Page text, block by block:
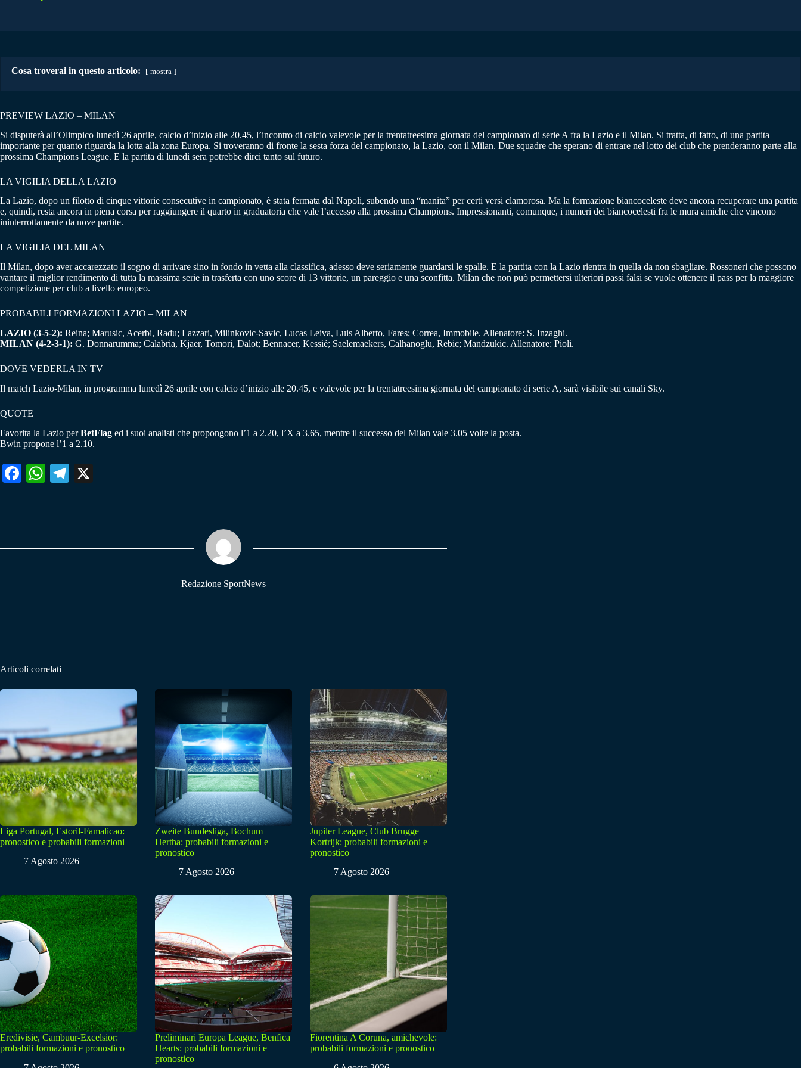
Cosa troverai in questo articolo: mostra
PREVIEW LAZIO – MILAN
Si disputerà all’Olimpico lunedì 26 aprile, calcio d’inizio alle 20.45, l’incontro di calcio valevole per la trentatreesima giornata del campionato di serie A fra la Lazio e il Milan. Si tratta, di fatto, di una partita
importante per quanto riguarda la lotta alla zona Europa. Si troveranno di fronte la sesta forza del campionato, la Lazio, con il Milan. Due squadre che sperano di entrare nel lotto dei club che prenderanno parte alla
prossima Champions League. E la partita di lunedì sera potrebbe dirci tanto sul futuro.
LA VIGILIA DELLA LAZIO
La Lazio, dopo un filotto di cinque vittorie consecutive in campionato, è stata fermata dal Napoli, subendo una “manita” per certi versi clamorosa. Ma la formazione biancoceleste deve ancora recuperare una partita
e, quindi, resta ancora in piena corsa per raggiungere il quarto in graduatoria che vale l’accesso alla prossima Champions. Impressionanti, comunque, i numeri dei biancocelesti fra le mura amiche che vincono
ininterrottamente da nove partite.
LA VIGILIA DEL MILAN
Il Milan, dopo aver accarezzato il sogno di arrivare sino in fondo in vetta alla classifica, adesso deve seriamente guardarsi le spalle. E la partita con la Lazio rientra in quella da non sbagliare. Rossoneri che possono
vantare il miglior rendimento di tutta la massima serie in trasferta con uno score di 13 vittorie, un pareggio e una sconfitta. Milan che non può permettersi ulteriori passi falsi se vuole ottenere il pass per la maggiore
competizione per club a livello europeo.
PROBABILI FORMAZIONI LAZIO – MILAN
LAZIO (3-5-2): Reina; Marusic, Acerbi, Radu; Lazzari, Milinkovic-Savic, Lucas Leiva, Luis Alberto, Fares; Correa, Immobile. Allenatore: S. Inzaghi.
MILAN (4-2-3-1): G. Donnarumma; Calabria, Kjaer, Tomori, Dalot; Bennacer, Kessié; Saelemaekers, Calhanoglu, Rebic; Mandzukic. Allenatore: Pioli.
DOVE VEDERLA IN TV
Il match Lazio-Milan, in programma lunedì 26 aprile con calcio d’inizio alle 20.45, e valevole per la trentatreesima giornata del campionato di serie A, sarà visibile sui canali Sky.
QUOTE
Favorita la Lazio perBetFlag ed i suoi analisti che propongono l’1 a 2.20, l’X a 3.65, mentre il successo del Milan vale 3.05 volte la posta.
Bwin propone l’1 a 2.10.
Fa W
pp
Te
m
Redazione SportNews
Articoli correlati
Liga Portugal, Estoril-Famalicao:
pronostico e probabili formazioni
7 Agosto 2026
Zweite Bundesliga, Bochum
Hertha: probabili formazioni e
pronostico
7 Agosto 2026
Jupiler League, Club Brugge
Kortrijk: probabili formazioni e
pronostico
7 Agosto 2026
Eredivisie, Cambuur-Excelsior:
probabili formazioni e pronostico
Preliminari Europa League, Benfica
Hearts: probabili formazioni e
pronostico
Fiorentina A Coruna, amichevole:
probabili formazioni e pronostico